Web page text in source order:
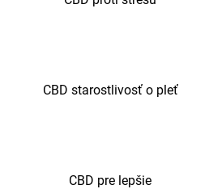
CBD starostlivosť o pleť
CBD pre lepšie